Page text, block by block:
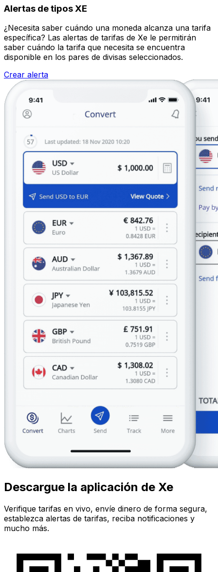
Alertas de tipos XE
¿Necesita saber cuándo una moneda alcanza una tarifa
específica? Las alertas de tarifas de Xe le permitirán
saber cuándo la tarifa que necesita se encuentra
disponible en los pares de divisas seleccionados.
Crear alerta
Descargue la aplicación de Xe
Verifique tarifas en vivo, envíe dinero de forma segura,
establezca alertas de tarifas, reciba notificaciones y
mucho más.